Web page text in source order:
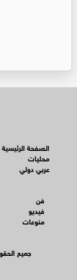
الصفحة الرئيسية
محليات
عربي دولي
فن
فيديو
منوعات
© جميع